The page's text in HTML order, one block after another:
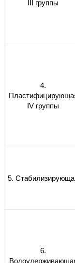
группы
4.
IV группы
5.
6.